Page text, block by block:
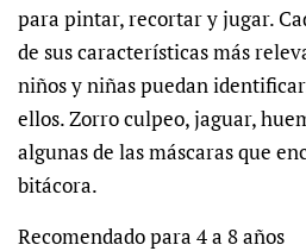
para pintar, recortar y jugar.
de sus características más
niños y niñas puedan
ellos. Zorro culpeo, jaguar,
algunas de las máscaras que
bitácora.
Recomendado para 4 a 8 años